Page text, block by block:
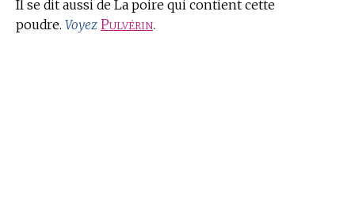
Il se dit aussi de La poire qui contient cette
poudre. Voyez Pulvérin.